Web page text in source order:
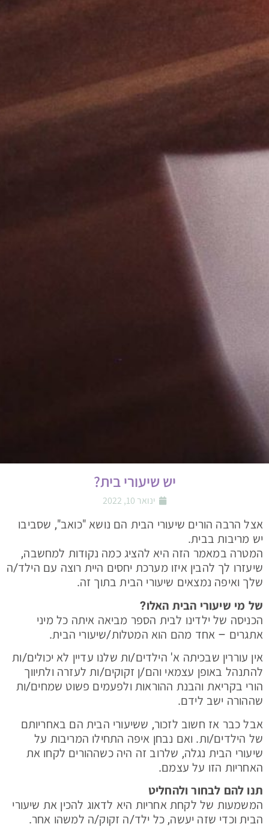
יש שיעורי בית?
ינואר 10, 2022
אצל הרבה הורים שיעורי הבית הם נושא "כואב", שסביבו
יש מריבות בבית.
המטרה במאמר הזה היא להציג כמה נקודות למחשבה,
שיעזרו לך להבין איזו מערכת יחסים היית רוצה עם הילד/ה
שלך ואיפה נמצאים שיעורי הבית בתוך זה.
של מי שיעורי הבית האלו?
הכניסה של ילדינו לבית הספר מביאה איתה כל מיני
אתגרים – אחד מהם הוא המטלות/שיעורי הבית.
אין עוררין שבכיתה א' הילדים/ות שלנו עדיין לא יכולים/ות
להתנהל באופן עצמאי והם/ן זקוקים/ות לעזרה ולתיווך
הורי בקריאת והבנת ההוראות ולפעמים פשוט שמחים/ות
שההורה ישב לידם.
אבל כבר אז חשוב לזכור, ששיעורי הבית הם באחריותם
של הילדים/ות. ואם נבחן איפה התחילו המריבות על
שיעורי הבית נגלה, שלרוב זה היה כשההורים לקחו את
האחריות הזו על עצמם.
תנו להם לבחור ולהחליט
המשמעות של לקחת אחריות היא לדאוג להכין את שיעורי
הבית וכדי שזה יעשה, כל ילד/ה זקוק/ה למשהו אחר.